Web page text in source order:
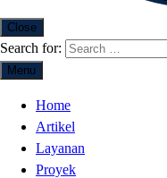
Close
Search for:
Menu
Home
Artikel
Layanan
Proyek